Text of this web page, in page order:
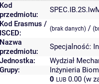
Kod
przedmiotu:
Kod Erasmus /
ISCED:
(brak danych) /
Nazwa
przedmiotu:
Specjalność:
Jednostka:
Wydział
Grupy:
Inżynieria
0 LUB 0.00 (w